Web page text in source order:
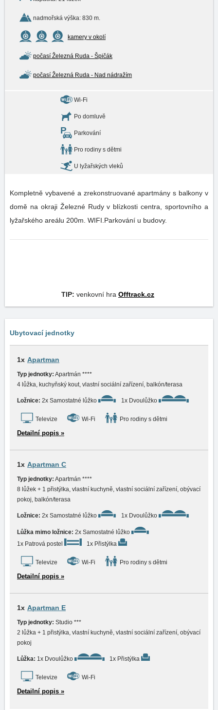
nadmořská výška: 830 m.
kamery v okolí
počasí Železná Ruda - Špičák
počasí Železná Ruda - Nad nádražím
Wi-Fi
Po domluvě
Parkování
Pro rodiny s dětmi
U lyžařských vleků
Kompletně vybavené a zrekonstruované apartmány s balkony v
domě na okraji Železné Rudy v blízkosti centra, sportovního a
lyžařského areálu 200m. WIFI.Parkování u budovy.
TIP: venkovní hra Offtrack.cz
Ubytovací jednotky
1x Apartman
Typ jednotky: Apartmán ****
4 lůžka, kuchyňský kout, vlastní sociální zařízení, balkón/terasa
Ložnice: 2x Samostatné lůžko 1x Dvoulůžko
Televize Wi-Fi Pro rodiny s dětmi
Detailní popis »
1x Apartman C
Typ jednotky: Apartmán ****
8 lůžek + 1 přistýlka, vlastní kuchyně, vlastní sociální zařízení, obývací
pokoj, balkón/terasa
Ložnice: 2x Samostatné lůžko 1x Dvoulůžko
Lůžka mimo ložnice: 2x Samostatné lůžko
1x Patrová postel
1x Přistýlka
Televize Wi-Fi Pro rodiny s dětmi
Detailní popis »
1x Apartman E
Typ jednotky: Studio ***
2 lůžka + 1 přistýlka, vlastní kuchyně, vlastní sociální zařízení, obývací
pokoj
Lůžka: 1x Dvoulůžko 1x Přistýlka
Televize Wi-Fi
Detailní popis »